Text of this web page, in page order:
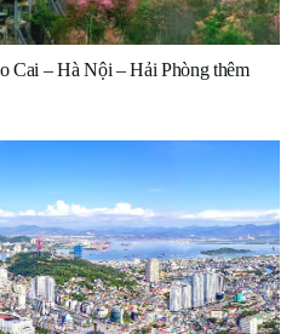
Cai – Hà Nội – Hải Phòng thêm